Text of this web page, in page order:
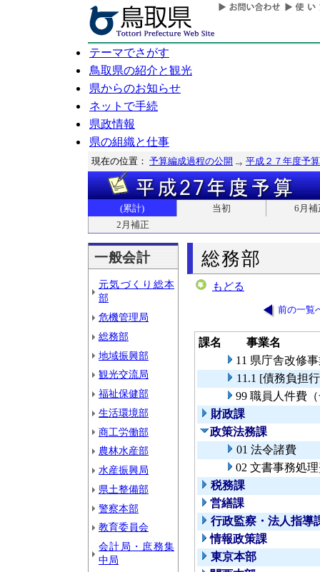
テーマでさがす
鳥取県の紹介と観光
県からのお知らせ
ネットで手続
県政情報
県の組織と仕事
現在の位置： 予算編成過程の公開 平成２７年度予算
(累計) 当初
6月補
2月補正
一般会計
元気づくり総本
部
危機管理局
総務部
地域振興部
観光交流局
福祉保健部
生活環境部
商工労働部
農林水産部
水産振興局
県土整備部
警察本部
教育委員会
会計局・庶務集
中局
総務部
もどる
前の一覧
課名
事業名
11 県庁舎改修
11.1 [債務負担
99 職員人件費
財政課
政策法務課
01 法令諸費
02 文書事務処
税務課
営繕課
行政監察・法人指導
情報政策課
東京本部